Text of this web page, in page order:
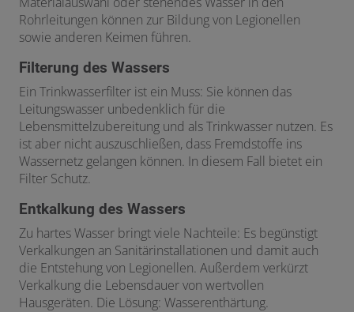
Rohrleitungen können zur Bildung von Legionellen
sowie anderen Keimen führen.
Filterung des Wassers
Ein Trinkwasserfilter ist ein Muss: Sie können das
Leitungswasser unbedenklich für die
Lebensmittelzubereitung und als Trinkwasser nutzen. Es
ist aber nicht auszuschließen, dass Fremdstoffe ins
Wassernetz gelangen können. In diesem Fall bietet ein
Filter Schutz.
Entkalkung des Wassers
Zu hartes Wasser bringt viele Nachteile: Es begünstigt
Verkalkungen an Sanitärinstallationen und damit auch
die Entstehung von Legionellen. Außerdem verkürzt
Verkalkung die Lebensdauer von wertvollen
Hausgeräten. Die Lösung: Wasserenthärtung.